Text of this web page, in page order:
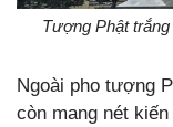
Tượng Phật
Ngoài pho tượng
còn mang nét